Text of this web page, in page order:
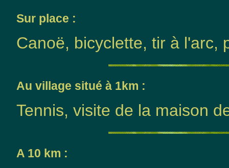
Sur place :
Canoë, bicyclette, tir à l'arc,
Au village situé à 1km :
Tennis, visite de la maison
A 10 km :